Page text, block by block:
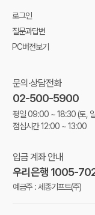
로그인
질문과답변
PC버전보기
문의·상담전화
02-500-5900
평일 09:00 ~ 18:30(토,
점심시간 12:00 ~ 13:00
입금 계좌 안내
우리은행 1005-
예금주 : 세종기프트(주)